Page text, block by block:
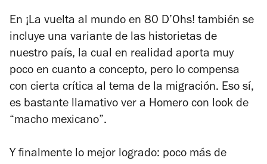
En ¡La vuelta al mundo en 80 D’Ohs! también se
incluye una variante de las historietas de
nuestro país, la cual en realidad aporta muy
poco en cuanto a concepto, pero lo compensa
con cierta crítica al tema de la migración. Eso sí,
es bastante llamativo ver a Homero con look de
“macho mexicano”.
Y finalmente lo mejor logrado: poco más de